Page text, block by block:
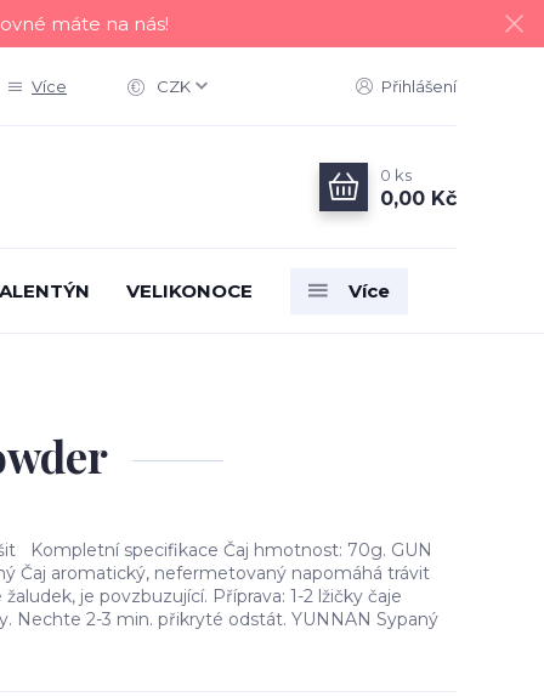
máte na nás!
Více CZK Přihlášení
0 ks
0,00 Kč
VELIKONOCE Více
Kompletní specifikace Čaj hmotnost: 70g. GUN
Čaj aromatický, nefermetovaný napomáhá trávit
je povzbuzující. Příprava: 1-2 lžičky čaje
Nechte 2-3 min. přikryté odstát. YUNNAN Sypaný